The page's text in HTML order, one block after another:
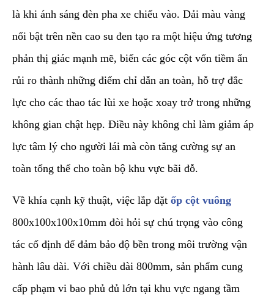
là khi ánh sáng đèn pha xe chiếu vào. Dải màu vàng
nổi bật trên nền cao su đen tạo ra một hiệu ứng tương
phản thị giác mạnh mẽ, biến các góc cột vốn tiềm ẩn
rủi ro thành những điểm chỉ dẫn an toàn, hỗ trợ đắc
lực cho các thao tác lùi xe hoặc xoay trở trong những
không gian chật hẹp. Điều này không chỉ làm giảm áp
lực tâm lý cho người lái mà còn tăng cường sự an
toàn tổng thể cho toàn bộ khu vực bãi đỗ.
​Về khía cạnh kỹ thuật, việc lắp đặt ốp cột vuông
800x100x100x10mm đòi hỏi sự chú trọng vào công
tác cố định để đảm bảo độ bền trong môi trường vận
hành lâu dài. Với chiều dài 800mm, sản phẩm cung
cấp phạm vi bao phủ đủ lớn tại khu vực ngang tầm